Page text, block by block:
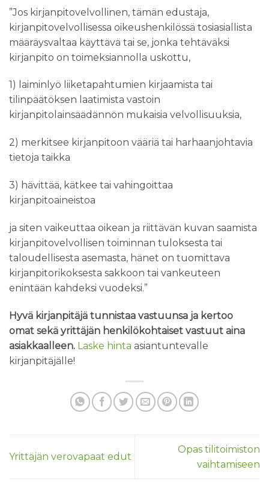
”Jos kirjanpitovelvollinen, tämän edustaja,
kirjanpitovelvollisessa oikeushenkilössä tosiasiallista
määräysvaltaa käyttävä tai se, jonka tehtäväksi
kirjanpito on toimeksiannolla uskottu,
1) laiminlyö liiketapahtumien kirjaamista tai
tilinpäätöksen laatimista vastoin
kirjanpitolainsäädännön mukaisia velvollisuuksia,
2) merkitsee kirjanpitoon vääriä tai harhaanjohtavia
tietoja taikka
3) hävittää, kätkee tai vahingoittaa
kirjanpitoaineistoa
ja siten vaikeuttaa oikean ja riittävän kuvan saamista
kirjanpitovelvollisen toiminnan tuloksesta tai
taloudellisesta asemasta, hänet on tuomittava
kirjanpitorikoksesta sakkoon tai vankeuteen
enintään kahdeksi vuodeksi.”
Hyvä kirjanpitäjä tunnistaa vastuunsa ja kertoo
omat sekä yrittäjän henkilökohtaiset vastuut aina
asiakkaalleen. Laske hinta asiantuntevalle
kirjanpitäjälle!
Yrittäjän verovapaat edut
Opas tilitoimiston
vaihtamiseen